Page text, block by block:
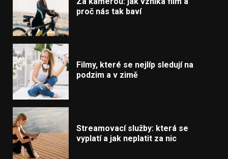
proč nás tak baví
Filmy, které se nejlíp sledují na
podzim a v zimě
Streamovací služby: která se
vyplatí a jak neplatit za nic